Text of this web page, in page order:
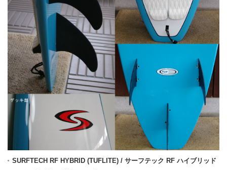
SURFTECH RF HYBRID (TUFLITE) / サーフテック RF ハイブリッド